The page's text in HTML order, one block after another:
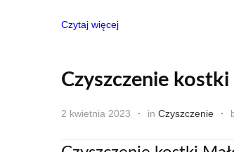
Czytaj więcej
Czyszczenie
2 kwietnia 2023 in Czyszczenie